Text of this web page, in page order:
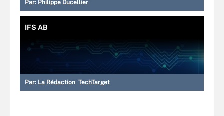
Par: Philippe Ducellier
IFS AB
Par: La Rédaction TechTarget